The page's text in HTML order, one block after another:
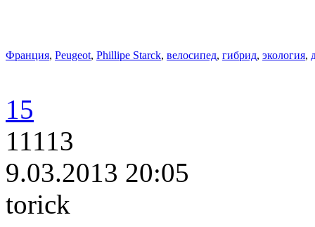
Франция, Peugeot, Phillipe Starck, велосипед, гибрид, экология,
15
11113
9.03.2013 20:05
torick